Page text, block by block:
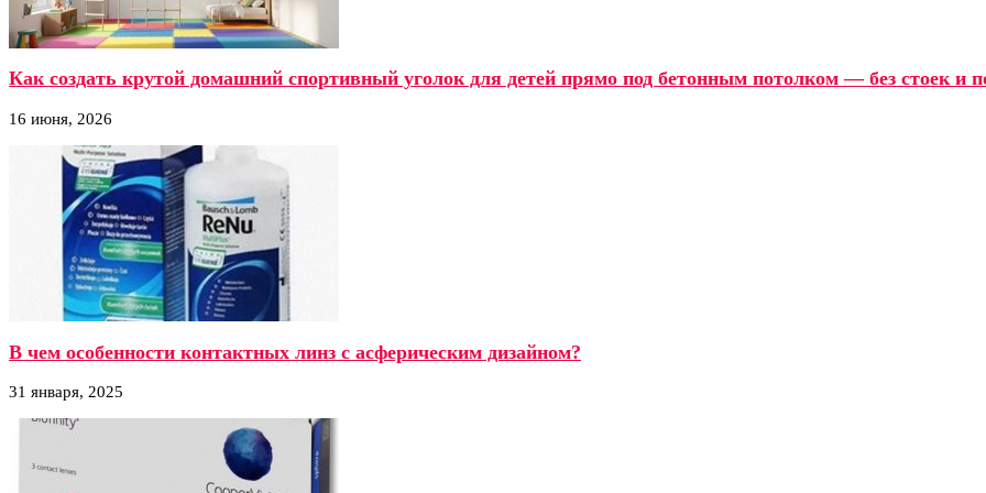
Как создать крутой домашний спортивный уголок для детей прямо под бетонным потолком — без стоек и
16 июня, 2026
В чем особенности контактных линз с асферическим дизайном?
31 января, 2025